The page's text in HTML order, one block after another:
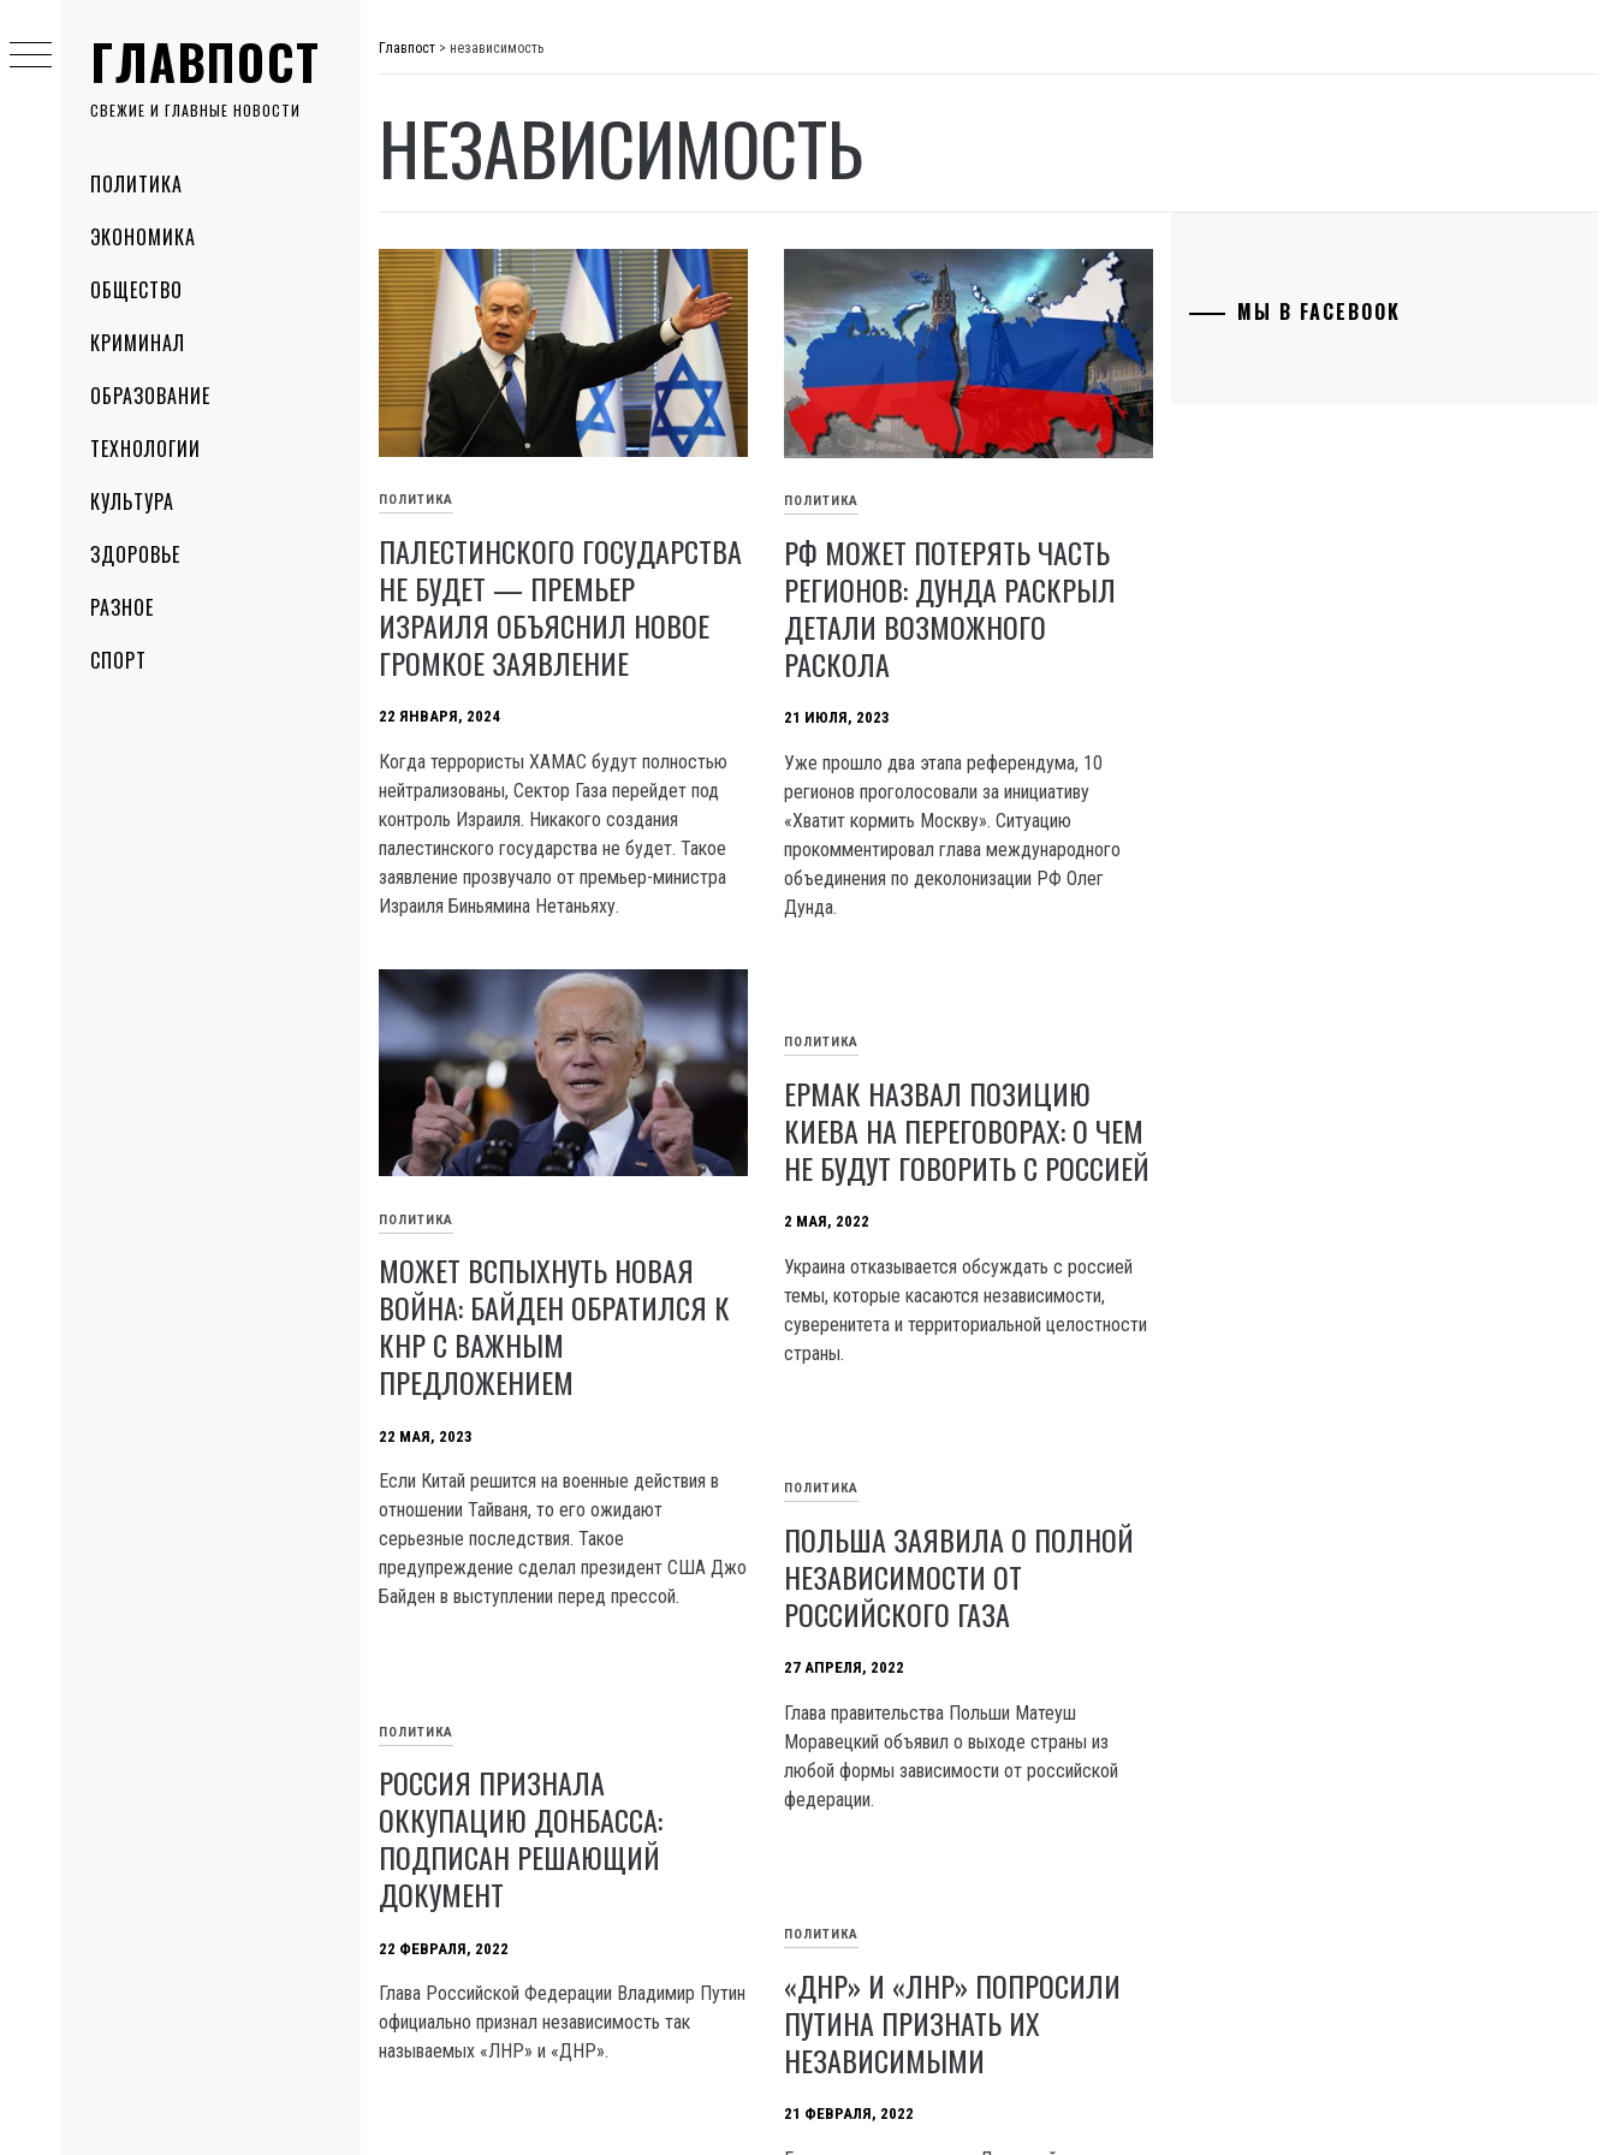
ГЛАВПОСТ
СВЕЖИЕ И ГЛАВНЫЕ НОВОСТИ
MenuПОЛИТИКА
ЭКОНОМИКА
ОБЩЕСТВО
КРИМИНАЛ
ОБРАЗОВАНИЕ
ТЕХНОЛОГИИ
КУЛЬТУРА
ЗДОРОВЬЕ
РАЗНОЕ
СПОРТ
to
content
Главпост > независимость
НЕЗАВИСИМОСТЬ
ПОЛИТИКА
ПАЛЕСТИНСКОГО ГОСУДАРСТВА
НЕ БУДЕТ — ПРЕМЬЕР
ИЗРАИЛЯ ОБЪЯСНИЛ НОВОЕ
ГРОМКОЕ ЗАЯВЛЕНИЕ
22 ЯНВАРЯ, 2024
Когда террористы XAMAC будут полностью
нейтрализованы, Сектор Газа перейдет под
контроль Израиля. Никакого создания
палестинского государства не будет. Такое
заявление прозвучало от премьер-министра
Израиля Биньямина Нетаньяху.
ПОЛИТИКА
РФ МОЖЕТ ПОТЕРЯТЬ ЧАСТЬ
РЕГИОНОВ: ДУНДА РАСКРЫЛ
ДЕТАЛИ ВОЗМОЖНОГО
РАСКОЛА
21 ИЮЛЯ, 2023
Уже прошло два этапа референдума, 10
регионов проголосовали за инициативу
«Хватит кормить Москву». Ситуацию
прокомментировал глава международного
объединения по деколонизации РФ Олег
Дунда.
ПОЛИТИКА
МОЖЕТ ВСПЫХНУТЬ НОВАЯ
ВОЙНА: БАЙДЕН ОБРАТИЛСЯ К
КНР С ВАЖНЫМ
ПРЕДЛОЖЕНИЕМ
22 МАЯ, 2023
Если Китай решится на военные действия в
отношении Тайваня, то его ожидают
серьезные последствия. Такое
предупреждение сделал президент США Джо
Байден в выступлении перед прессой.
ПОЛИТИКА
ЕРМАК НАЗВАЛ ПОЗИЦИЮ
КИЕВА НА ПЕРЕГОВОРАХ: О ЧЕМ
НЕ БУДУТ ГОВОРИТЬ С РОССИЕЙ
2 МАЯ, 2022
Украина отказывается обсуждать с россией
темы, которые касаются независимости,
суверенитета и территориальной целостности
страны.
ПОЛИТИКА
ПОЛЬША ЗАЯВИЛА О ПОЛНОЙ
НЕЗАВИСИМОСТИ ОТ
РОССИЙСКОГО ГАЗА
27 АПРЕЛЯ, 2022
Глава правительства Польши Матеуш
Моравецкий объявил о выходе страны из
любой формы зависимости от российской
федерации.
ПОЛИТИКА
РОССИЯ ПРИЗНАЛА
ОККУПАЦИЮ ДОНБАССА:
ПОДПИСАН РЕШАЮЩИЙ
ДОКУМЕНТ
22 ФЕВРАЛЯ, 2022
Глава Российской Федерации Владимир Путин
официально признал независимость так
называемых «ЛНР» и «ДНР».
ПОЛИТИКА
«ДНР» И «ЛНР» ПОПРОСИЛИ
ПУТИНА ПРИЗНАТЬ ИХ
НЕЗАВИСИМЫМИ
21 ФЕВРАЛЯ, 2022
МЫ В FACEBOOK